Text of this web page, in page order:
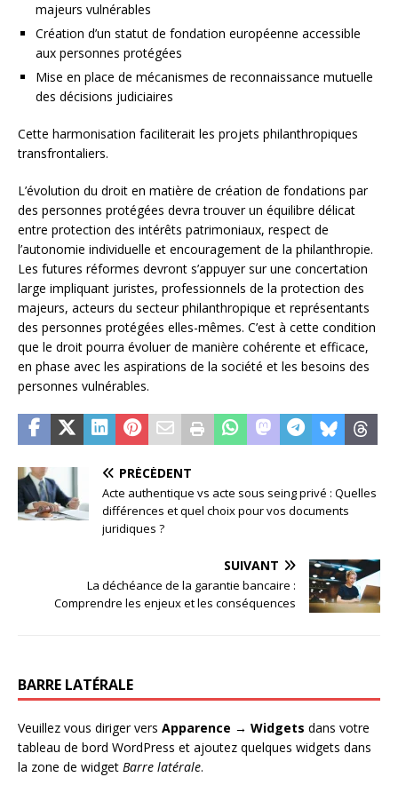
majeurs vulnérables
Création d’un statut de fondation européenne accessible
aux personnes protégées
Mise en place de mécanismes de reconnaissance mutuelle
des décisions judiciaires
Cette harmonisation faciliterait les projets philanthropiques
transfrontaliers.
L’évolution du droit en matière de création de fondations par
des personnes protégées devra trouver un équilibre délicat
entre protection des intérêts patrimoniaux, respect de
l’autonomie individuelle et encouragement de la philanthropie.
Les futures réformes devront s’appuyer sur une concertation
large impliquant juristes, professionnels de la protection des
majeurs, acteurs du secteur philanthropique et représentants
des personnes protégées elles-mêmes. C’est à cette condition
que le droit pourra évoluer de manière cohérente et efficace,
en phase avec les aspirations de la société et les besoins des
personnes vulnérables.
PRÉCÉDENT
Acte authentique vs acte sous seing privé : Quelles
différences et quel choix pour vos documents
juridiques ?
SUIVANT
La déchéance de la garantie bancaire :
Comprendre les enjeux et les conséquences
BARRE LATÉRALE
Veuillez vous diriger vers Apparence → Widgets dans votre
tableau de bord WordPress et ajoutez quelques widgets dans
la zone de widget Barre latérale.